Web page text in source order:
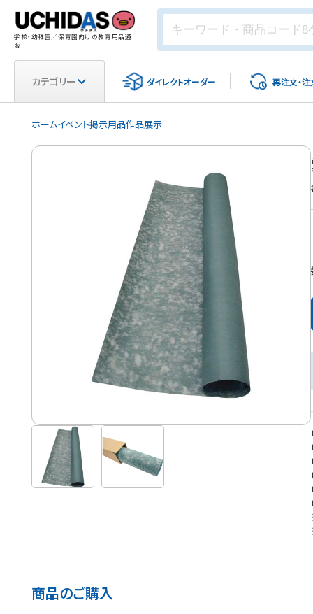
学校・幼稚園／保育園向けの教育用品通
販
カテゴリー ダイレクトオーダー 再注文・注
ホームイベント掲示用品作品展示
商品のご購入